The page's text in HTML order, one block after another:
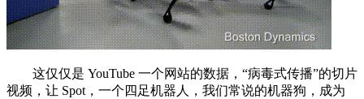
这仅仅是 YouTube 一个网站的数据，“病毒式传播”的切片
视频，让 Spot，一个四足机器人，我们常说的机器狗，成为